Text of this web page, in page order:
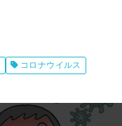
コロナウイルス